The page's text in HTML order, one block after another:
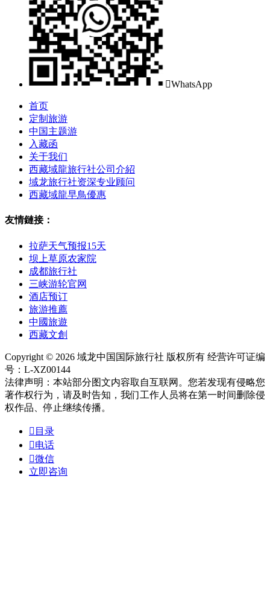
WhatsApp
首页
定制旅游
中国主题游
入藏函
关于我们
西藏域龍旅行社公司介紹
域龙旅行社资深专业顾问
西藏域龍早鳥優惠
友情鏈接：
拉萨天气预报15天
坝上草原农家院
成都旅行社
三峡游轮官网
酒店预订
旅游推薦
中國旅遊
西藏文創
Copyright © 2026 域龙中国国际旅行社 版权所有 经营许可证编
号：L-XZ00144
法律声明：本站部分图文内容取自互联网。您若发现有侵略您
著作权行为，请及时告知，我们工作人员将在第一时间删除侵
权作品、停止继续传播。
 目录
电话
微信
立即咨询